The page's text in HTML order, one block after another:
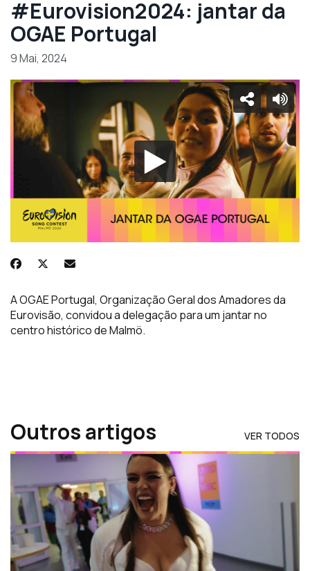
#Eurovision2024: jantar da
OGAE Portugal
9 Mai, 2024
A OGAE Portugal, Organização Geral dos Amadores da
Eurovisão, convidou a delegação para um jantar no
centro histórico de Malmö.
Outros artigos VER TODOS